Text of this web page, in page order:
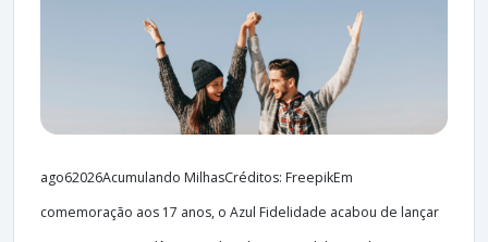
ago62026Acumulando MilhasCréditos: FreepikEm
comemoração aos 17 anos, o Azul Fidelidade acabou de lançar